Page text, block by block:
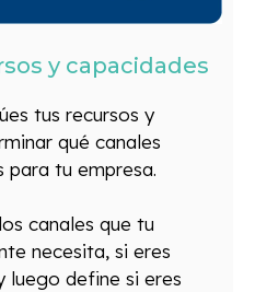
y capacidades
tus recursos y
qué canales
para tu empresa.
canales que tu
necesita, si eres
luego define si eres